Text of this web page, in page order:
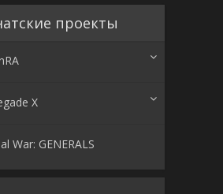
проекты
X
War: GENERALS